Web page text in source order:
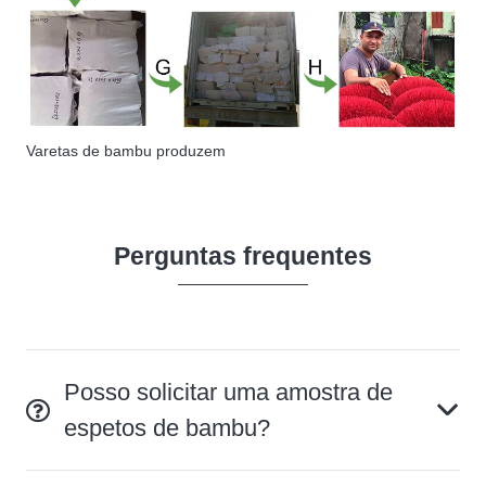
Varetas de bambu produzem
Perguntas frequentes
Posso solicitar uma amostra de
espetos de bambu?